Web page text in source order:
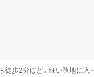
徒歩2分ほど。細い路地に入